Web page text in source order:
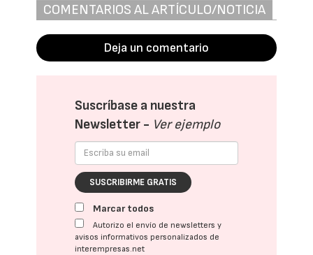
COMENTARIOS AL ARTÍCULO/NOTICIA
Deja un comentario
Suscríbase a nuestra
Newsletter - Ver ejemplo
SUSCRIBIRME GRATIS
Marcar todos
Autorizo el envío de newsletters y
avisos informativos personalizados de
interempresas.net